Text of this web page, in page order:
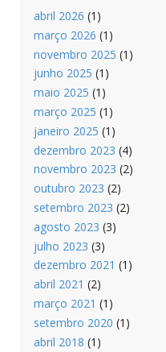
abril 2026 (1)
março 2026 (1)
novembro 2025 (1)
junho 2025 (1)
maio 2025 (1)
março 2025 (1)
janeiro 2025 (1)
dezembro 2023 (4)
novembro 2023 (2)
outubro 2023 (2)
setembro 2023 (2)
agosto 2023 (3)
julho 2023 (3)
dezembro 2021 (1)
abril 2021 (2)
março 2021 (1)
setembro 2020 (1)
abril 2018 (1)